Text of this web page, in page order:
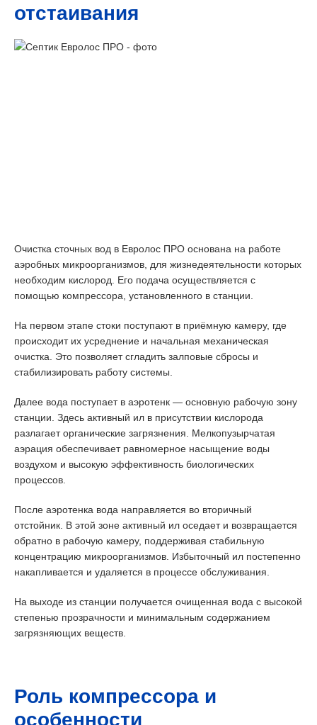
отстаивания
Очистка сточных вод в Евролос ПРО основана на работе
аэробных микроорганизмов, для жизнедеятельности которых
необходим кислород. Его подача осуществляется с
помощью компрессора, установленного в станции.
На первом этапе стоки поступают в приёмную камеру, где
происходит их усреднение и начальная механическая
очистка. Это позволяет сгладить залповые сбросы и
стабилизировать работу системы.
Далее вода поступает в аэротенк — основную рабочую зону
станции. Здесь активный ил в присутствии кислорода
разлагает органические загрязнения. Мелкопузырчатая
аэрация обеспечивает равномерное насыщение воды
воздухом и высокую эффективность биологических
процессов.
После аэротенка вода направляется во вторичный
отстойник. В этой зоне активный ил оседает и возвращается
обратно в рабочую камеру, поддерживая стабильную
концентрацию микроорганизмов. Избыточный ил постепенно
накапливается и удаляется в процессе обслуживания.
На выходе из станции получается очищенная вода с высокой
степенью прозрачности и минимальным содержанием
загрязняющих веществ.
Роль компрессора и
особенности